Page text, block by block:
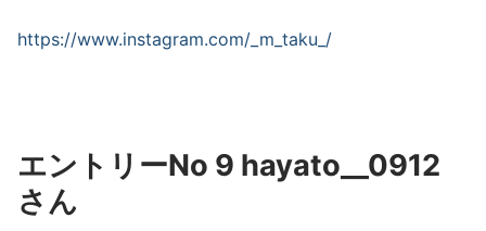
https://www.instagram.com/ _m_taku_ /
エントリーNo 9 hayato__0912
さん